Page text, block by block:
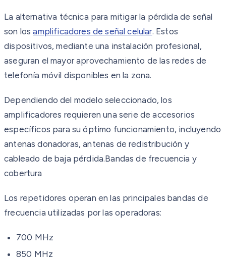
La alternativa técnica para mitigar la pérdida de señal
son losamplificadores de señal celular. Estos
dispositivos, mediante una instalación profesional,
aseguran el mayor aprovechamiento de las redes de
telefonía móvil disponibles en la zona.
Dependiendo del modelo seleccionado, los
amplificadores requieren una serie de accesorios
específicos para su óptimo funcionamiento, incluyendo
antenas donadoras, antenas de redistribución y
cableado de baja pérdida.Bandas de frecuencia y
cobertura
Los repetidores operan en las principales bandas de
frecuencia utilizadas por las operadoras:
700 MHz
850 MHz